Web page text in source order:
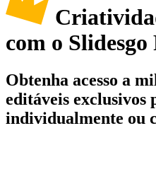
com o
Obtenha acesso a
editáveis exclusivos
individualmente ou